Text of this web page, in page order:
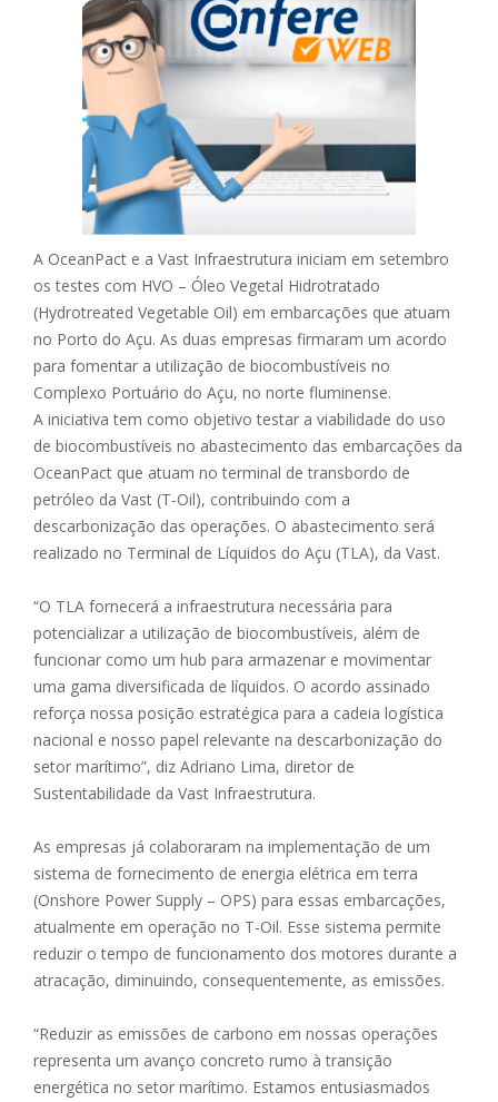
A OceanPact e a Vast Infraestrutura iniciam em setembro
os testes com HVO – Óleo Vegetal Hidrotratado
(Hydrotreated Vegetable Oil) em embarcações que atuam
no Porto do Açu. As duas empresas firmaram um acordo
para fomentar a utilização de biocombustíveis no
Complexo Portuário do Açu, no norte fluminense.
A iniciativa tem como objetivo testar a viabilidade do uso
de biocombustíveis no abastecimento das embarcações da
OceanPact que atuam no terminal de transbordo de
petróleo da Vast (T-Oil), contribuindo com a
descarbonização das operações. O abastecimento será
realizado no Terminal de Líquidos do Açu (TLA), da Vast.
“O TLA fornecerá a infraestrutura necessária para
potencializar a utilização de biocombustíveis, além de
funcionar como um hub para armazenar e movimentar
uma gama diversificada de líquidos. O acordo assinado
reforça nossa posição estratégica para a cadeia logística
nacional e nosso papel relevante na descarbonização do
setor marítimo”, diz Adriano Lima, diretor de
Sustentabilidade da Vast Infraestrutura.
As empresas já colaboraram na implementação de um
sistema de fornecimento de energia elétrica em terra
(Onshore Power Supply – OPS) para essas embarcações,
atualmente em operação no T-Oil. Esse sistema permite
reduzir o tempo de funcionamento dos motores durante a
atracação, diminuindo, consequentemente, as emissões.
“Reduzir as emissões de carbono em nossas operações
representa um avanço concreto rumo à transição
energética no setor marítimo. Estamos entusiasmados